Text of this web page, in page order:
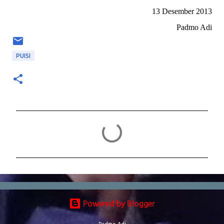
13 Desember 2013
Padmo Adi
PUISI
e
Powered by Blogger